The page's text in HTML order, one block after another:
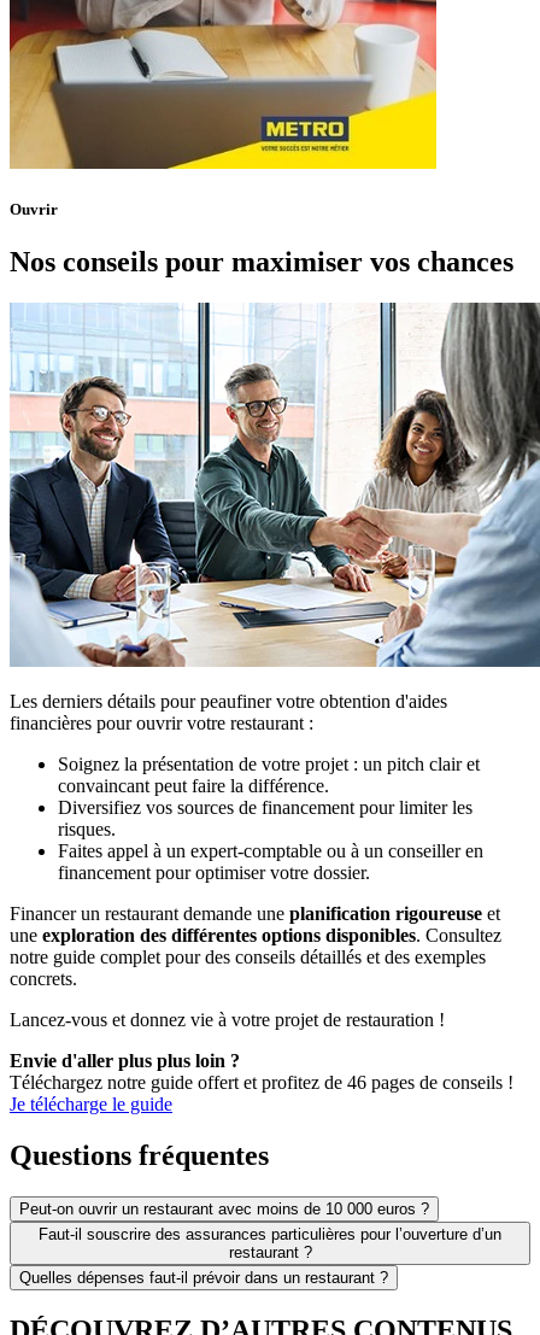
Ouvrir
Nos conseils pour maximiser vos chances
Les derniers détails pour peaufiner votre obtention d'aides
financières pour ouvrir votre restaurant :
Soignez la présentation de votre projet : un pitch clair et
convaincant peut faire la différence.
Diversifiez vos sources de financement pour limiter les
risques.
Faites appel à un expert-comptable ou à un conseiller en
financement pour optimiser votre dossier.
Financer un restaurant demande une planification rigoureuse et
une exploration des différentes options disponibles. Consultez
notre guide complet pour des conseils détaillés et des exemples
concrets.
Lancez-vous et donnez vie à votre projet de restauration !
Envie d'aller plus plus loin ?
Téléchargez notre guide offert et profitez de 46 pages de conseils !
Je télécharge le guide
Questions fréquentes
Peut-on ouvrir un restaurant avec moins de 10 000 euros ?
Faut-il souscrire des assurances particulières pour l’ouverture d’un
restaurant ?
Quelles dépenses faut-il prévoir dans un restaurant ?